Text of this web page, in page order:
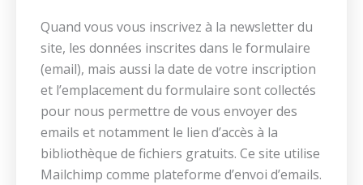
Quand vous vous inscrivez à la newsletter du
site, les données inscrites dans le formulaire
(email), mais aussi la date de votre inscription
et l’emplacement du formulaire sont collectés
pour nous permettre de vous envoyer des
emails et notamment le lien d’accès à la
bibliothèque de fichiers gratuits. Ce site utilise
Mailchimp comme plateforme d’envoi d’emails.